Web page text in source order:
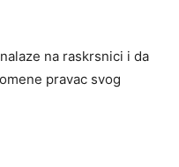
na raskrsnici i da
pravac svog